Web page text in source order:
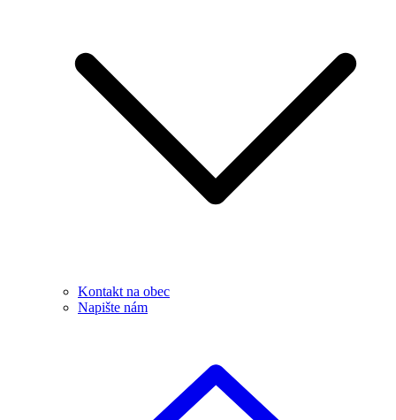
Kontakt na obec
Napište nám